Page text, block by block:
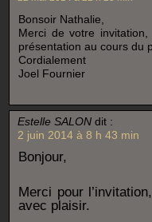
Bonsoir Nathalie,
Merci de votre
présentation au cours du
Cordialement
Joel Fournier
Estelle SALON dit :
2 juin 2014 à 8 h 43 min
Bonjour,
Merci pour
avec plaisir.